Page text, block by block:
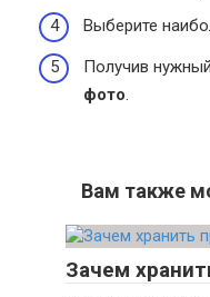
Выберите
Получив
фото.
Вам также
Зачем